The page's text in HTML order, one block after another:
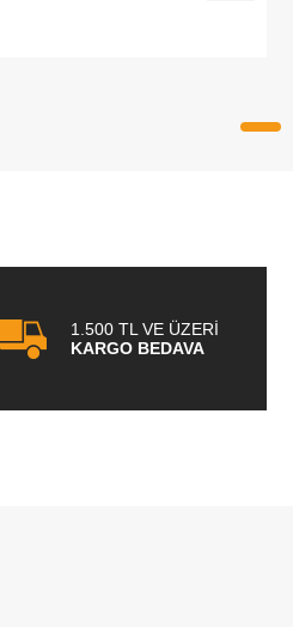
1.500 TL VE ÜZERİ
KARGO BEDAVA